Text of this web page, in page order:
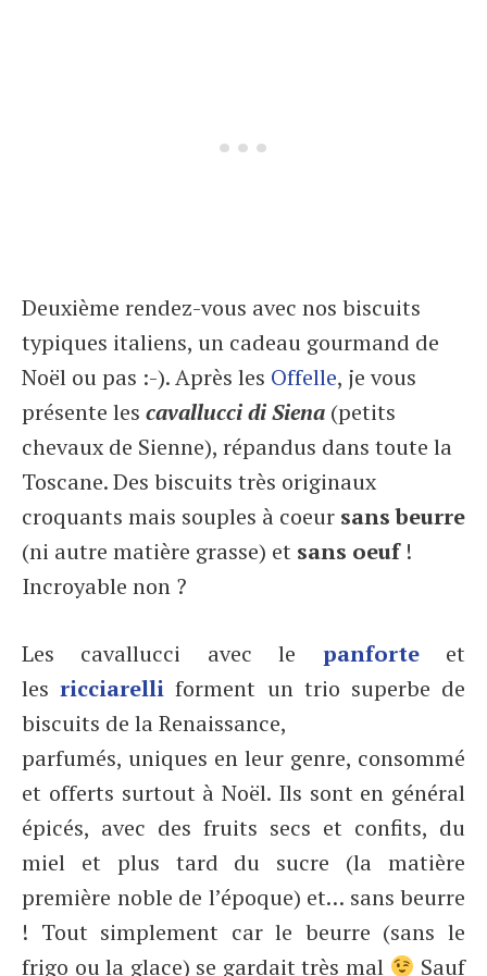
Deuxième rendez-vous avec nos biscuits
typiques italiens, un cadeau gourmand de
Noël ou pas :-). Après les Offelle, je vous
présente les cavallucci di Siena (petits
chevaux de Sienne), répandus dans toute la
Toscane. Des biscuits très originaux
croquants mais souples à coeur sans beurre
(ni autre matière grasse) et sans oeuf !
Incroyable non ?
Les cavallucci avec le panforte
et
lesricciarelli forment un trio superbe de
biscuits de la Renaissance,
parfumés, uniques en leur genre, consommé
et offerts surtout à Noël. Ils sont en général
épicés, avec des fruits secs et confits, du
miel et plus tard du sucre (la matière
première noble de l’époque) et… sans beurre
! Tout simplement car le beurre (sans le
frigo ou la glace) se gardait très mal
Sauf